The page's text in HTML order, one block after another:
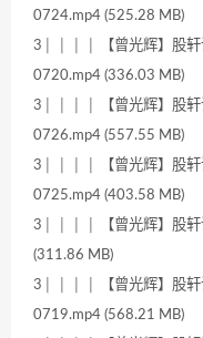
0724.mp4 (525.28 MB)
3│ │ │ │ 【曾光辉】股轩
0720.mp4 (336.03 MB)
3│ │ │ │ 【曾光辉】股轩
0726.mp4 (557.55 MB)
3│ │ │ │ 【曾光辉】股轩
0725.mp4 (403.58 MB)
3│ │ │ │ 【曾光辉】股轩
(311.86 MB)
3│ │ │ │ 【曾光辉】股轩
0719.mp4 (568.21 MB)